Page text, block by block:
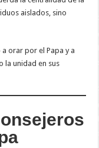
aislados, sino
orar por el Papa y a
la unidad en sus